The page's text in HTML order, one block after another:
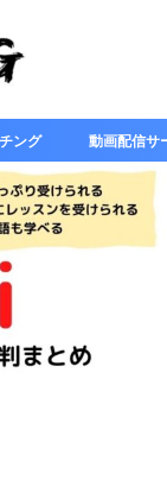
ング 動画配信サ